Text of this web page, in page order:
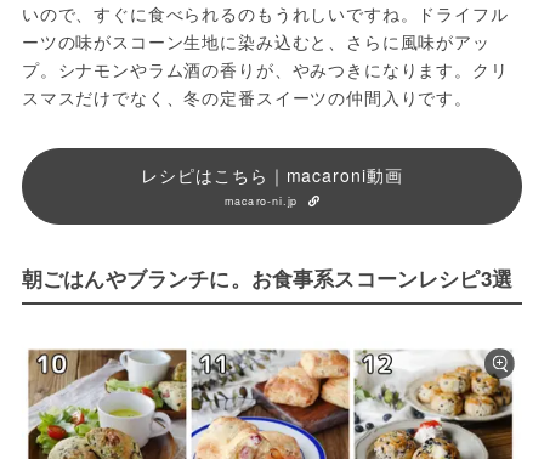
いので、すぐに食べられるのもうれしいですね。ドライフル
ーツの味がスコーン生地に染み込むと、さらに風味がアッ
プ。シナモンやラム酒の香りが、やみつきになります。クリ
スマスだけでなく、冬の定番スイーツの仲間入りです。
レシピはこちら｜macaroni動画
macaro-ni.jp
朝ごはんやブランチに。お食事系スコーンレシピ3選